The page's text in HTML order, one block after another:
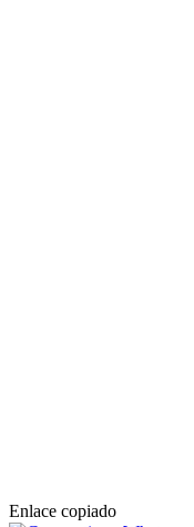
Enlace copiado